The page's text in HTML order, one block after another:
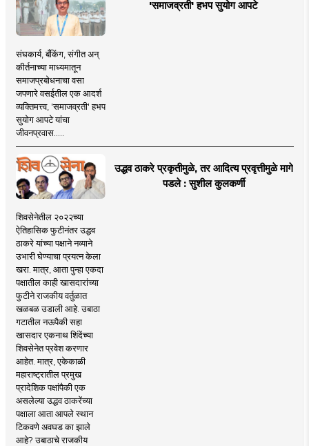
'समाजव्रती' हभप सुयोग आपटे
संघकार्य, बँकिंग, संगीत अन्
कीर्तनाच्या माध्यमातून
समाजप्रबोधनाचा वसा
जपणारे वसईतील एक आदर्श
व्यक्तिमत्त्व, 'समाजव्रती' हभप
सुयोग आपटे यांचा
जीवनप्रवास.....
उद्धव ठाकरे प्रकृतीमुळे, तर आदित्य प्रवृत्तीमुळे मागे
पडले : सुशील कुलकर्णी
शिवसेनेतील २०२२च्या
ऐतिहासिक फुटीनंतर उद्धव
ठाकरे यांच्या पक्षाने नव्याने
उभारी घेण्याचा प्रयत्न केला
खरा. मात्र, आता पुन्हा एकदा
पक्षातील काही खासदारांच्या
फुटीने राजकीय वर्तुळात
खळबळ उडाली आहे. उबाठा
गटातील नऊपैकी सहा
खासदार एकनाथ शिंदेंच्या
शिवसेनेत प्रवेश करणार
आहेत. मात्र, एकेकाळी
महाराष्ट्रातील प्रमुख
प्रादेशिक पक्षांपैकी एक
असलेल्या उद्धव ठाकरेंच्या
पक्षाला आता आपले स्थान
टिकवणे अवघड का झाले
आहे? उबाठाचे राजकीय